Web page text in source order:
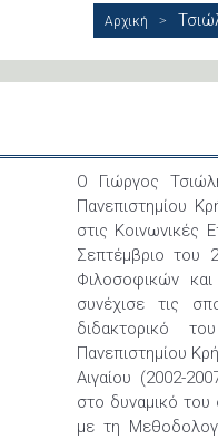
Αρχική
Ο Γιώργος
Πανεπιστημίου
στις Κοινωνικές
Σεπτέμβριο του
Φιλοσοφικών
συνέχισε τις
διδακτορικό
Πανεπιστημίου
Αιγαίου (2002-
στο δυναμικό του
με τη